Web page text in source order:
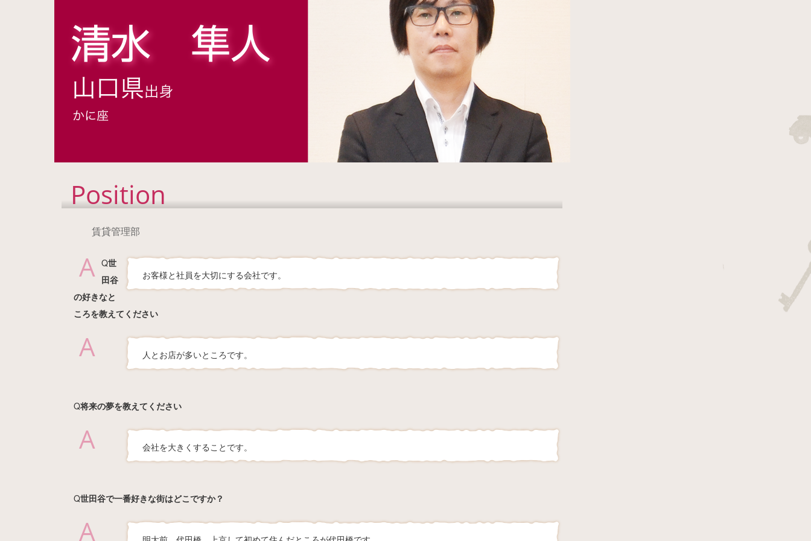
Position
賃貸管理部
A お客様と社員を大切にする会社です。
Q世
田谷
の好きなと
ころを教えてください
A 人とお店が多いところです。
Q将来の夢を教えてください
A 会社を大きくすることです。
Q世田谷で一番好きな街はどこですか？
A